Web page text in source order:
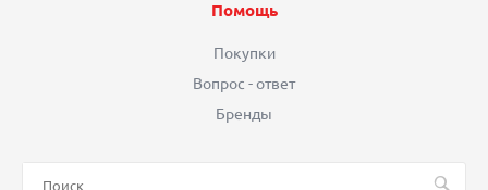
Помощь
Покупки
Вопрос - ответ
Бренды